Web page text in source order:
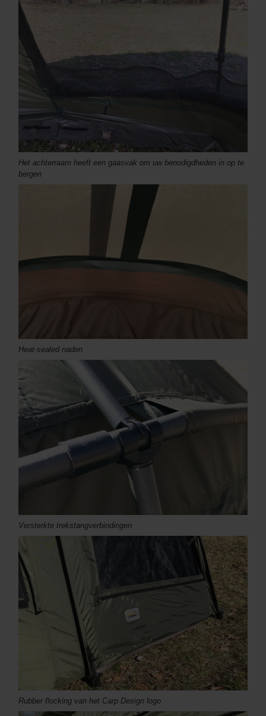
Het achterraam heeft een gaasvak om uw benodigdheden in op te
bergen
Heat-sealed naden
Versterkte trekstangverbindingen
Rubber flocking van het Carp Design logo